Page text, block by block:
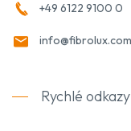
+49 6122 9100 0
info@fibrolux.com
Rychlé odkazy